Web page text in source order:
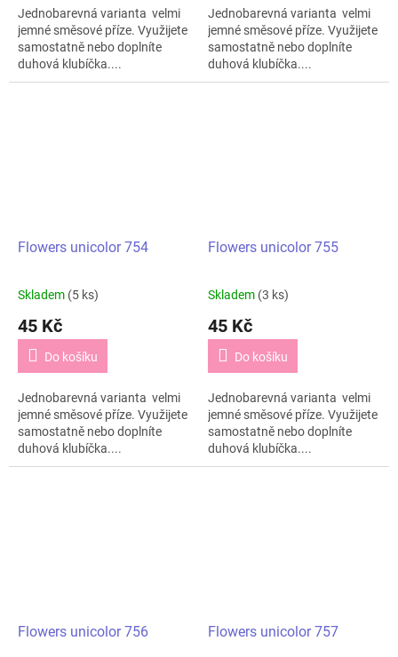
Jednobarevná varianta velmi
jemné směsové příze. Využijete
samostatně nebo doplníte
duhová klubíčka....
Jednobarevná varianta velmi
jemné směsové příze. Využijete
samostatně nebo doplníte
duhová klubíčka....
Flowers unicolor 754
Skladem (5 ks)
45 Kč
Do košíku
Jednobarevná varianta velmi
jemné směsové příze. Využijete
samostatně nebo doplníte
duhová klubíčka....
Flowers unicolor 755
Skladem (3 ks)
45 Kč
Do košíku
Jednobarevná varianta velmi
jemné směsové příze. Využijete
samostatně nebo doplníte
duhová klubíčka....
Flowers unicolor 756 Flowers unicolor 757